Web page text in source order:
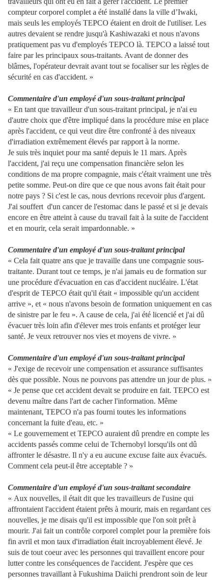
compteur corporel complet a été installé dans la ville d’Iwaki,
mais seuls les employés TEPCO étaient en droit de l'utiliser. Les
autres devaient se rendre jusqu'à Kashiwazaki et nous n'avons
pratiquement pas vu d'employés TEPCO là. TEPCO a laissé tout
faire par les principaux sous-traitants. Avant de donner des
blâmes, l'opérateur devrait avant tout se focaliser sur les règles de
sécurité en cas d'accident. »
Commentaire d'un employé d'un sous-traitant principal
« En tant que travailleur d'un sous-traitant principal, je n'ai eu
d'autre choix que d'être impliqué dans la procédure mise en place
après l'accident, ce qui veut dire être confronté à des niveaux
d'irradiation extrêmement élevés par rapport à la norme.
Je suis très inquiet pour ma santé depuis le 11 mars. Après
l'accident, j'ai reçu une compensation financière selon les
conditions de ma propre compagnie, mais c'était vraiment une très
petite somme. Peut-on dire que ce que nous avons fait était pour
notre pays ? Si c'est le cas, nous devrions recevoir plus d'argent.
J'ai souffert d'un cancer de l'estomac dans le passé et si je devais
encore en être atteint à cause du travail fait à la suite de l'accident
et en mourir, cela serait impardonnable. »
Commentaire d'un employé d'un sous-traitant principal
« Cela fait quatre ans que je travaille dans une compagnie sous-
traitante. Durant tout ce temps, je n'ai jamais eu de formation sur
une procédure d'évacuation en cas d'accident nucléaire. L'état
d'esprit de TEPCO était qu'il était « impossible qu'un accident
arrive », et « nous n'avons besoin de formation uniquement en cas
de sinistre par le feu ». A cause de cela, j'ai été licencié et j'ai dû
évacuer très loin afin d'élever mes trois enfants et protéger leur
santé. Je veux retrouver nos vies et moyens de vivre. »
Commentaire d'un employé d'un sous-traitant principal
« J'exige de recevoir une compensation et assurance suffisantes
dès que possible. Nous ne pouvons pas attendre un jour de plus. »
« Je pense que cet accident devait se produire en fait. TEPCO est
devenu maître dans l'art de cacher l'information. Même
maintenant, TEPCO n'a pas fourni toutes les informations
concernant la fuite d'eau, etc. »
« Le gouvernement et TEPCO auraient dû prendre en compte les
accidents passés comme celui de Tchernobyl lorsqu'ils ont dû
affronter le désastre. Il n'y a eu aucune excuse faite aux évacués.
Comment cela peut-il être acceptable ? »
Commentaire d'un employé d'un sous-traitant secondaire
« Aux nouvelles, il était dit que les travailleurs de l'usine qui
affrontaient l'accident étaient prêts à mourir, mais en regardant ces
nouvelles, je me disais qu'il est impossible que l'on soit prêt à
mourir. J'ai fait un contrôle corporel complet pour la première fois
fin avril et mon taux d'irradiation était incroyablement élevé. Je
suis de tout coeur avec les personnes qui travaillent encore pour
lutter contre les conséquences de l'accident. J'espère que ces
personnes travaillant à Fukushima Daiichi prendront soin de leur